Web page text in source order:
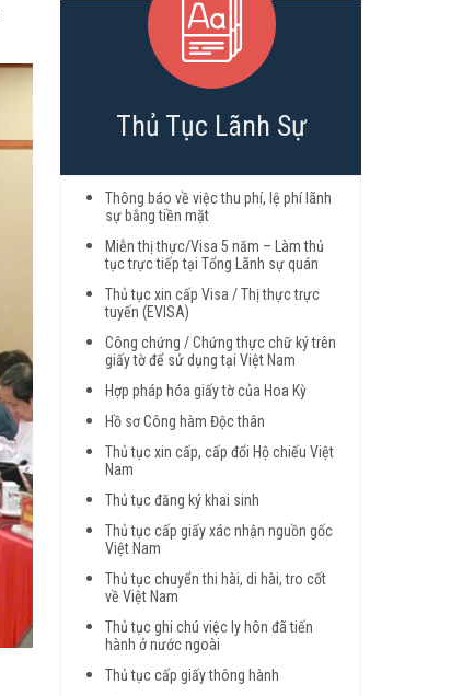
Thủ Tục Lãnh Sự
Thông báo về việc thu phí, lệ phí lãnh
sự bằng tiền mặt
Miễn thị thực/Visa 5 năm – Làm thủ
tục trực tiếp tại Tổng Lãnh sự quán
Thủ tục xin cấp Visa / Thị thực trực
tuyến (EVISA)
Công chứng / Chứng thực chữ ký trên
giấy tờ để sử dụng tại Việt Nam
Hợp pháp hóa giấy tờ của Hoa Kỳ
Hồ sơ Công hàm Độc thân
Thủ tục xin cấp, cấp đổi Hộ chiếu Việt
Nam
Thủ tục đăng ký khai sinh
Thủ tục cấp giấy xác nhận nguồn gốc
Việt Nam
Thủ tục chuyển thi hài, di hài, tro cốt
về Việt Nam
Thủ tục ghi chú việc ly hôn đã tiến
hành ở nước ngoài
Thủ tục cấp giấy thông hành